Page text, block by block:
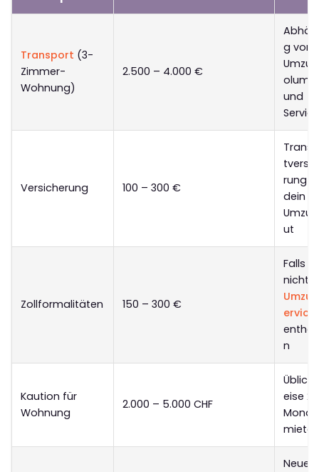
Transport (3-
Zimmer-
Wohnung)
2.500 – 4.000 €
g vom
und
Service
Versicherung 100 – 300 €
rung
dein
ut
Zollformalitäten 150 – 300 €
Falls
nicht
ervice
n
Kaution für
Wohnung
2.000 – 5.000 CHF
eise
mieten
Neue